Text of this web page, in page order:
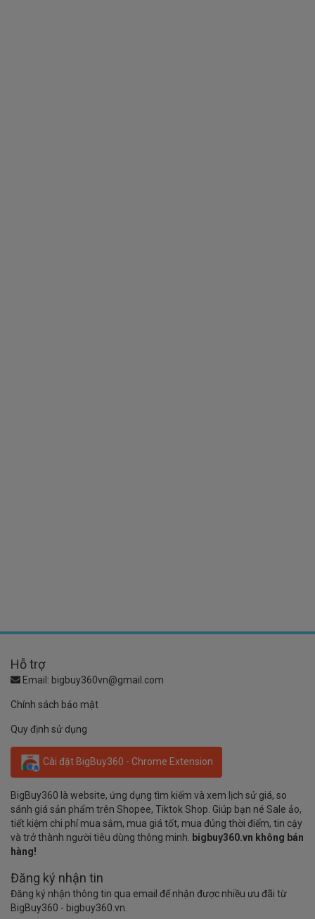
Hỗ trợ
Email: bigbuy360vn@gmail.com
Chính sách bảo mật
Quy định sử dụng
Cài đặt BigBuy360 - Chrome Extension
BigBuy360 là website, ứng dụng tìm kiếm và xem lịch sử giá, so
sánh giá sản phẩm trên Shopee, Tiktok Shop. Giúp bạn né Sale ảo,
tiết kiệm chi phí mua sắm, mua giá tốt, mua đúng thời điểm, tin cậy
và trở thành người tiêu dùng thông minh. bigbuy360.vn không bán
hàng!
Đăng ký nhận tin
Đăng ký nhận thông tin qua email để nhận được nhiều ưu đãi từ
BigBuy360 - bigbuy360.vn.